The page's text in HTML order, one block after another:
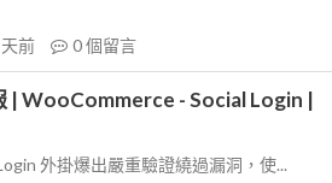
前 0個留言
WooCommerce - Social Login |
外掛爆出嚴重驗證繞過漏洞，使...